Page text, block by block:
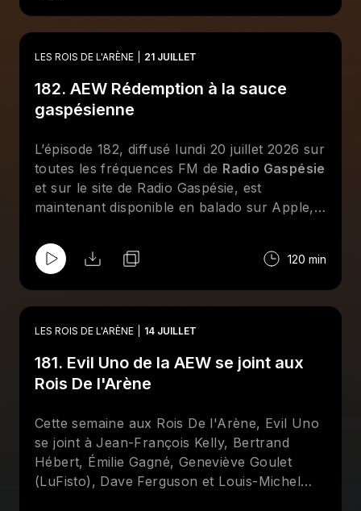
reviennent sur les moments forts de
l'actualité de la lutte professionnelle. Au
nouvelle chronique "Il était une fois" et des
entrevues téléphoniques avec Louis-Michel
Abonnez-vous sur Apple et/ou Spotify et
suivez la page Facebook desRois De
l'Arène!
LES ROIS DE L'ARÈNE 21 JUILLET
182. AEW Rédemption à la sauce
gaspésienne
L’épisode 182, diffusé lundi 20 juillet 2026 sur
toutes les fréquences FM de Radio Gaspésie
et sur le site de Radio Gaspésie, est
maintenant disponible en balado sur Apple,
auxRois De l'Arène
Dave Ferguson, Bertrand Hébert, Geneviève
sur les moments forts de l'actualité de la
lutte professionnelle. Au menu : le PPV
gaspésienne, une discussion sur
l'importance de savoir bien se vendre dans
l'aveugle des meilleurs finishers de tous les
temps. Abonnez-vous sur Apple et/ou
Spotify et suivez la page Facebook desRois
De l'Arène!
120 min
LES ROIS DE L'ARÈNE 14 JUILLET
181. Evil Uno de la AEW se joint aux
Rois De l'Arène
Cette semaine aux Rois De l'Arène, Evil Uno
se joint à Jean-François Kelly, Bertrand
Hébert, Émilie Gagné, Geneviève Goulet
(LuFisto), Dave Ferguson et Louis-Michel